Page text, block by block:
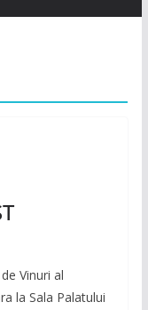
Vinuri al
la Sala Palatului